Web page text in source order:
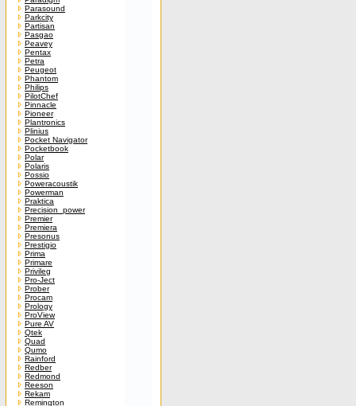
Parasound
Parkcity
Partisan
Pasgao
Peavey
Pentax
Petra
Peugeot
Phantom
Philips
PilotChef
Pinnacle
Pioneer
Plantronics
Plinius
Pocket Navigator
Pocketbook
Polar
Polaris
Possio
Poweracoustik
Powerman
Praktica
Precision_power
Premier
Premiera
Presonus
Prestigio
Prima
Primare
Privileg
Pro-Ject
Prober
Procam
Prology
ProView
Pure AV
Qtek
Quad
Qumo
Rainford
Redber
Redmond
Reeson
Rekam
Remington